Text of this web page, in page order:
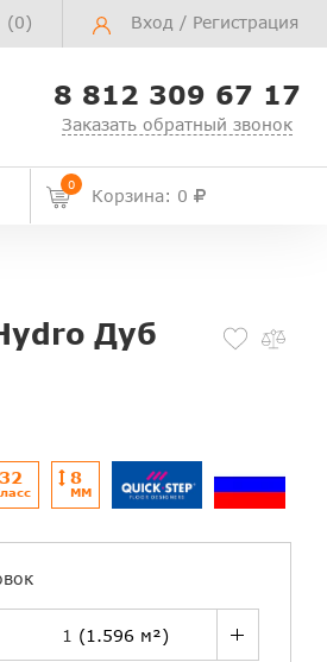
(0) Вход / Регистрация
8 812 309 67 17
Заказать обратный звонок
0
Корзина: 0
Дуб
32 8
ММ